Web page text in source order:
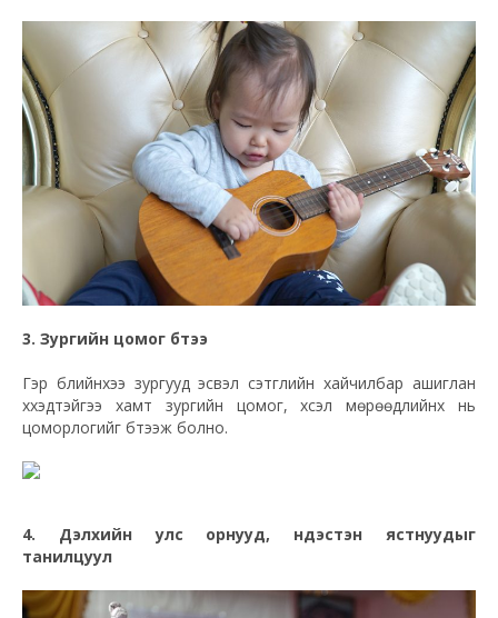
3. Зургийн цомог бүтээ
Гэр бүлийнхээ зургууд эсвэл сэтгүүлийн хайчилбар ашиглан
хүүхэдтэйгээ хамт зургийн цомог, хүсэл мөрөөдлийнх нь
цоморлогийг бүтээж болно.
4. Дэлхийн улс орнууд, үндэстэн ястнуудыг
танилцуул